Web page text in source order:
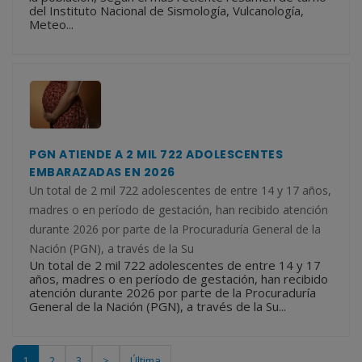
del Instituto Nacional de Sismología, Vulcanología,
Meteo...
PGN ATIENDE A 2 MIL 722 ADOLESCENTES
EMBARAZADAS EN 2026
Un total de 2 mil 722 adolescentes de entre 14 y 17 años,
madres o en período de gestación, han recibido atención
durante 2026 por parte de la Procuraduría General de la
Nación (PGN), a través de la Su
Un total de 2 mil 722 adolescentes de entre 14 y 17
años, madres o en período de gestación, han recibido
atención durante 2026 por parte de la Procuraduría
General de la Nación (PGN), a través de la Su...